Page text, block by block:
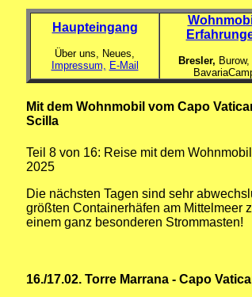
Haupteingang
Über uns, Neues,
Impressum, E-Mail Bresler,
Mit dem Wohnmobil vom Capo
Scilla
Teil 8 von 16: Reise mit dem Wohnmobil
2025
Die nächsten Tagen sind sehr
größten Containerhäfen am Mittelmeer
einem ganz besonderen Strommasten!
16./17.02. Torre Marrana - Capo